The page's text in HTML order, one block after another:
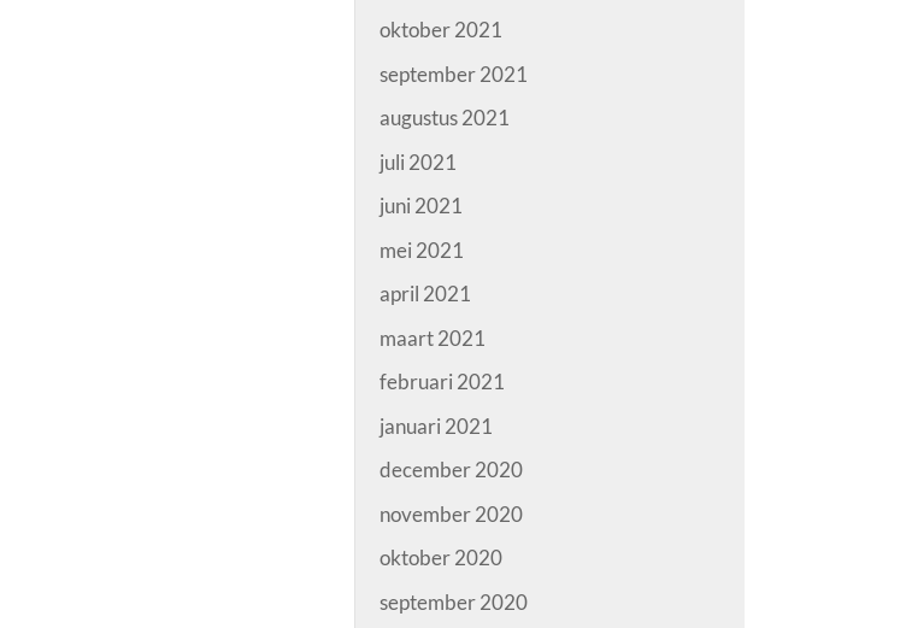
oktober 2021
september 2021
augustus 2021
juli 2021
juni 2021
mei 2021
april 2021
maart 2021
februari 2021
januari 2021
december 2020
november 2020
oktober 2020
september 2020